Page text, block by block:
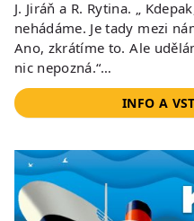
J. Jiráň a R. Rytina. „
nehádáme. Je tady mezi
Ano, zkrátíme to. Ale
nic nepozná.“…
INFO A